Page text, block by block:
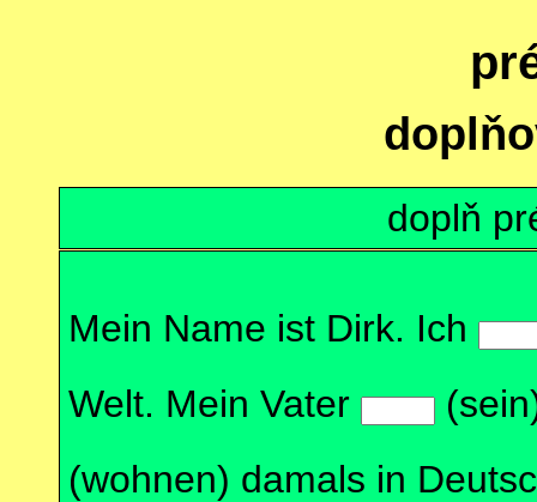
doplň
Mein Name ist Dirk. Ich
Welt. Mein Vater
(wohnen) damals in